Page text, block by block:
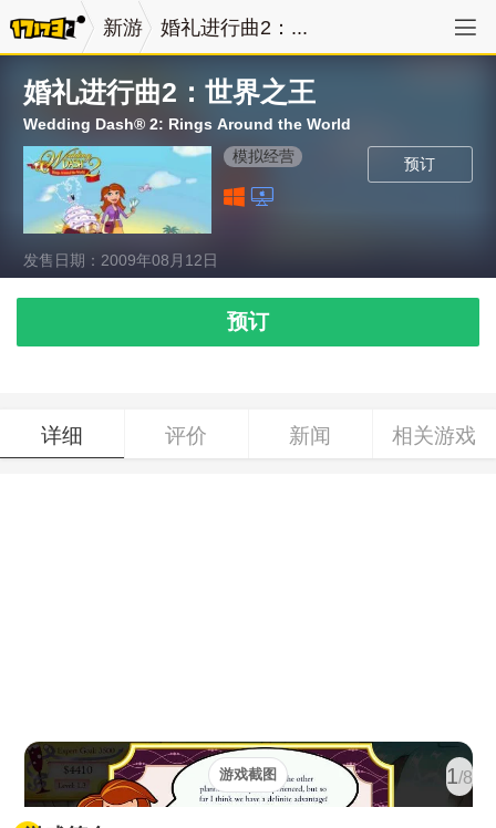
新游 婚礼进行曲2：...
婚礼进行曲2：世界之王
Wedding Dash® 2: Rings Around the World
预订
模拟经营
发售日期：2009年08月12日
预订
详细 评价 新闻 相关游戏
1/8
游戏截图